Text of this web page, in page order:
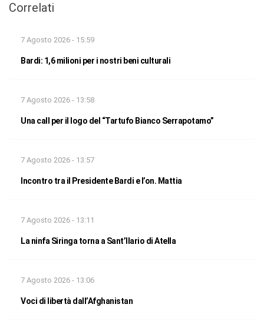
Correlati
7 Agosto 2026 - 15:59
Bardi: 1,6 milioni per i nostri beni culturali
7 Agosto 2026 - 13:58
Una call per il logo del “Tartufo Bianco Serrapotamo”
7 Agosto 2026 - 13:57
Incontro tra il Presidente Bardi e l’on. Mattia
7 Agosto 2026 - 13:11
La ninfa Siringa torna a Sant’Ilario di Atella
7 Agosto 2026 - 13:06
Voci di libertà dall’Afghanistan